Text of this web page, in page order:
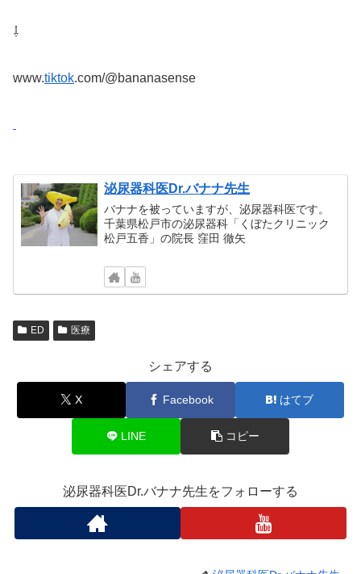
⇩
www.tiktok.com/@bananasense
泌尿器科医Dr.バナナ先生
バナナを被っていますが、泌尿器科医です。
千葉県松戸市の泌尿器科「くぼたクリニック
松戸五香」の院長 窪田 徹矢
ED 医療
シェアする
X Facebook はてブ
LINE コピー
泌尿器科医Dr.バナナ先生をフォローする